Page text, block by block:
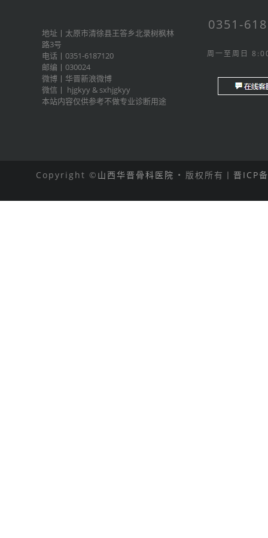
地址丨太原市清徐县王答乡北录树枫林
路3号
电话丨0351-6187120
邮编丨030024
微博丨 华晋新浪微博
微信丨 hjgkyy & sxhjgkyy
本站内容仅供参考不做专业诊断用途
0351-
周一至周日
Copyright © 山西华晋骨科医院 • 版权所有丨 晋ICP